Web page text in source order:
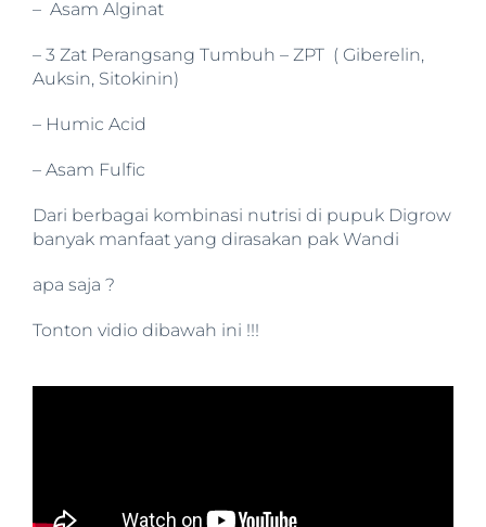
– Asam Alginat
– 3 Zat Perangsang Tumbuh – ZPT ( Giberelin,
Auksin, Sitokinin)
– Humic Acid
– Asam Fulfic
Dari berbagai kombinasi nutrisi di pupuk Digrow
banyak manfaat yang dirasakan pak Wandi
apa saja ?
Tonton vidio dibawah ini !!!